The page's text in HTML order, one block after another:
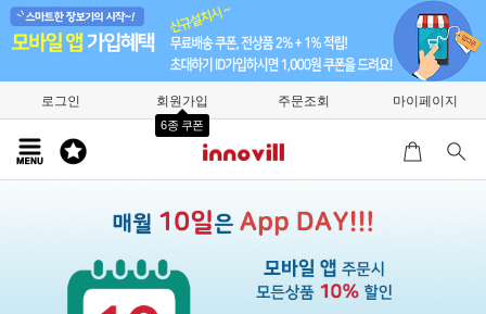
로그인 회원가입
6종 쿠폰
주문조회 마이페이지